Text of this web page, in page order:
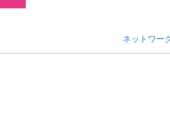
ネットワー